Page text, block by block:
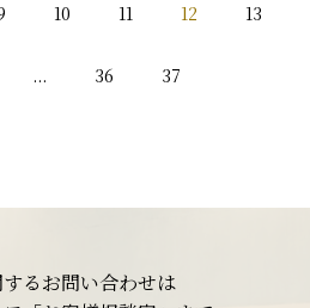
10 11 12 13
... 36 37
るお問い合わせは